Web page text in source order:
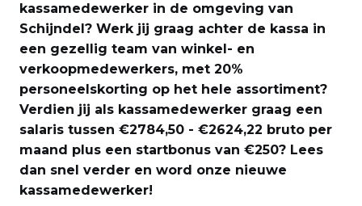
kassamedewerker in de omgeving van
Schijndel? Werk jij graag achter de kassa in
een gezellig team van winkel- en
verkoopmedewerkers, met 20%
personeelskorting op het hele assortiment?
Verdien jij als kassamedewerker graag een
salaris tussen €2784,50 - €2624,22 bruto per
maand plus een startbonus van €250? Lees
dan snel verder en word onze nieuwe
kassamedewerker!